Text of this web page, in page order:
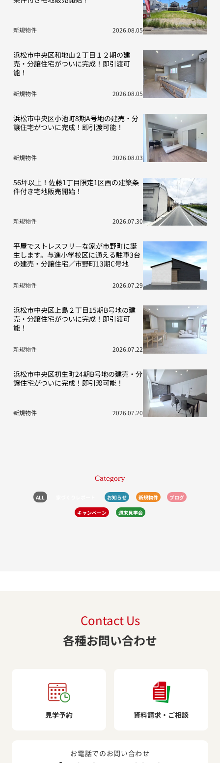
新規物件 2026.08.05
浜松市中央区和地山２丁目１２期の建
売・分譲住宅がついに完成！即引渡可
能！
新規物件 2026.08.05
浜松市中央区小池町8期A号地の建売・分
譲住宅がついに完成！即引渡可能！
新規物件 2026.08.03
56坪以上！佐藤1丁目限定1区画の建築条
件付き宅地販売開始！
新規物件 2026.07.30
平屋でストレスフリーな家が市野町に誕
生します。与進小学校区に通える駐車3台
の建売・分譲住宅／市野町13期C号地
新規物件 2026.07.29
浜松市中央区上島２丁目15期B号地の建
売・分譲住宅がついに完成！即引渡可
能！
新規物件 2026.07.22
浜松市中央区初生町24期B号地の建売・分
譲住宅がついに完成！即引渡可能！
新規物件 2026.07.20
Category
ALL お知らせ 新規物件 ブログ
キャンペーン 週末見学会
Contact Us
各種お問い合わせ
見学予約 資料請求・ご相談
お電話でのお問い合わせ